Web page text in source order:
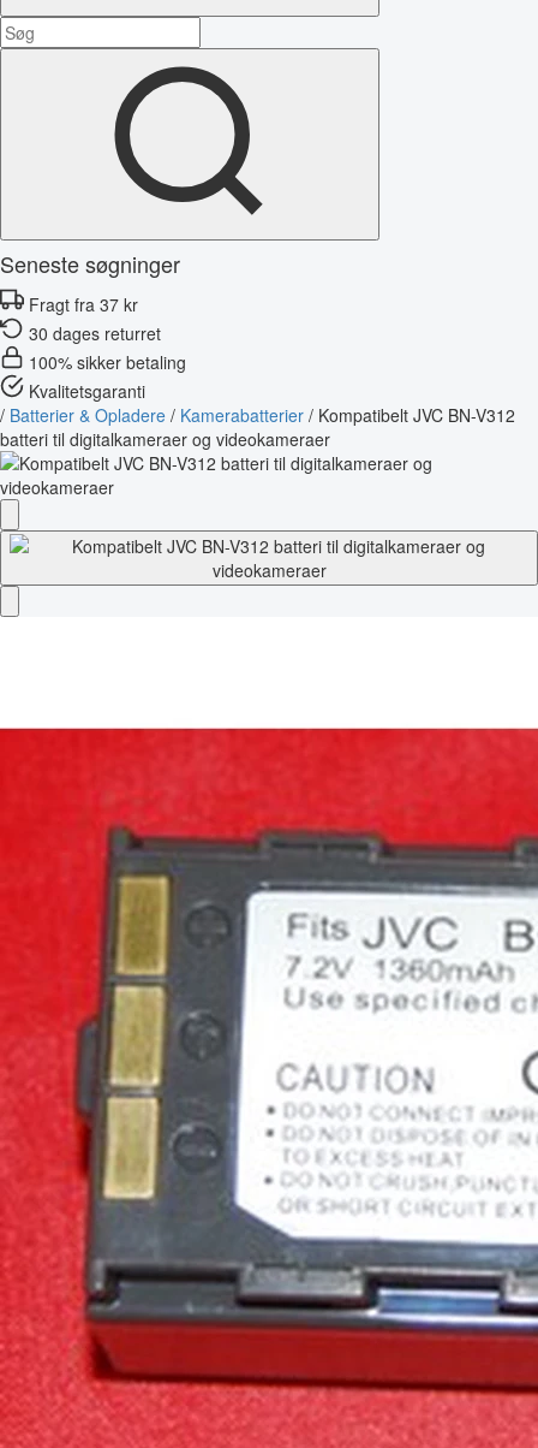
Seneste søgninger
Fragt fra 37 kr
30 dages returret
100% sikker betaling
Kvalitetsgaranti
/ Batterier & Opladere / Kamerabatterier / Kompatibelt JVC BN-V312
batteri til digitalkameraer og videokameraer